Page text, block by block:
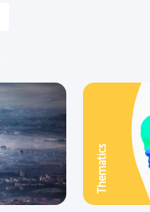
Thematics